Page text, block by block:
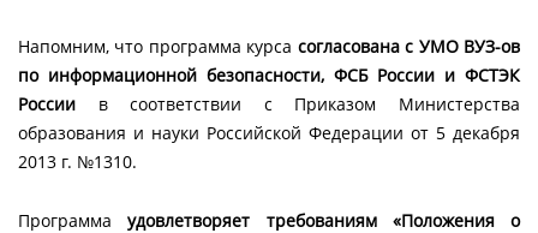
Напомним, что программа курса согласована с УМО ВУЗ-ов
по информационной безопасности, ФСБ России и ФСТЭК
России в соответствии с Приказом Министерства
образования и науки Российской Федерации от 5 декабря
2013 г. №1310.
Программаудовлетворяет требованиям «Положения о